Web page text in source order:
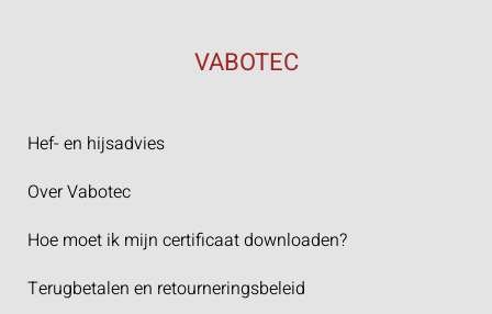
VABOTEC
Hef- en hijsadvies
Over Vabotec
Hoe moet ik mijn certificaat downloaden?
Terugbetalen en retourneringsbeleid